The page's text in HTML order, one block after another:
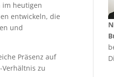
im heutigen
entwickeln, die
und
Präsenz auf
zu